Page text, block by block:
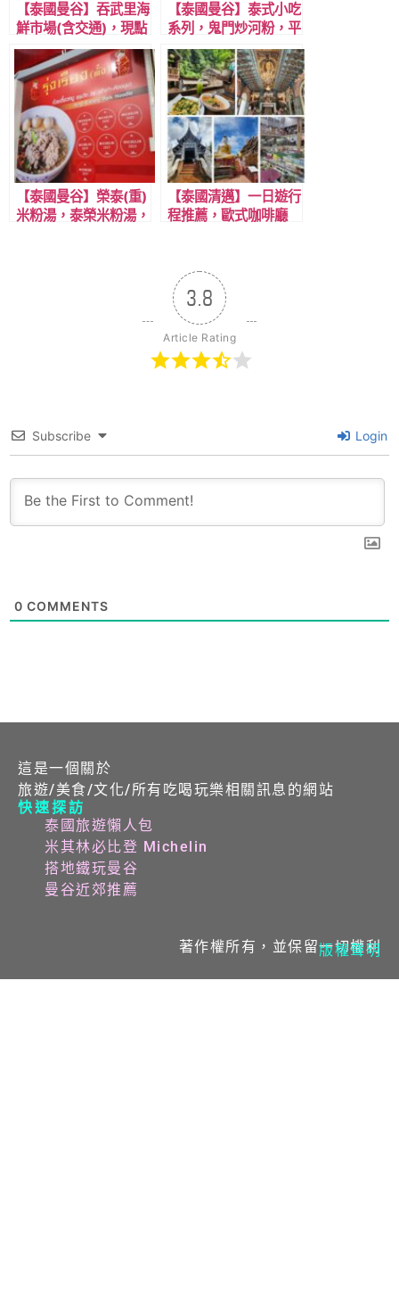
【泰國曼谷】吞武里海
鮮市場(含交通)，現點
現烤，曼谷最大海鮮市
場，還有多家米其林餐
廳，實現海鮮大富翁!
【泰國曼谷】泰式小吃
系列，鬼門炒河粉，平
價米其林美食推薦。
【泰國曼谷】榮泰(重)
米粉湯，泰榮米粉湯，
【泰國清邁】一日遊行
程推薦，歐式咖啡廳
庄湄康蓬村。
3.8
Article Rating
Subscribe Login
0 COMMENTS
這是一個關於
旅遊/美食/文化/所有吃喝玩樂相關訊息的網站
快速探訪
泰國旅遊懶人包
米其林必比登 Michelin
搭地鐵玩曼谷
曼谷近郊推薦
著作權所有，並保留一切權利
版權聲明